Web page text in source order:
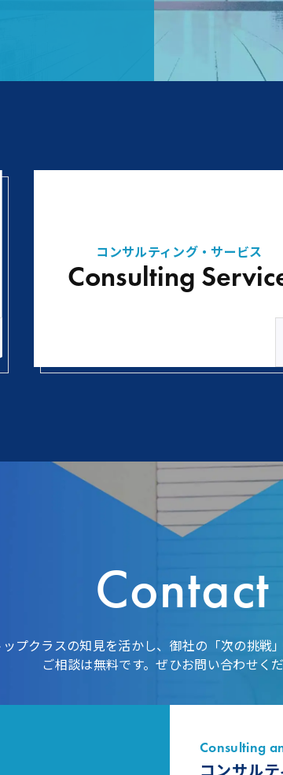
コンサルティング・サービス
Consulting
Contact
プクラスの知見を活かし、御社の「次の挑戦
ご相談は無料です。ぜひお問い合わせくだ
Consulting
コンサル